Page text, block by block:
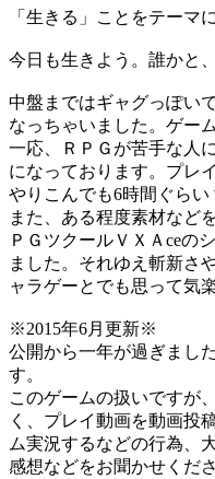
「生きる」ことをテーマ
今日も生きよう。誰か
中盤まではギャグっぽい
なっちゃいました。ゲー
一応、ＲＰＧが苦手な人
になっております。プレ
やりこんでも6時間ぐらい
また、ある程度素材など
ＰＧツクールＶＸＡceの
ました。それゆえ斬新さ
ャラゲーとでも思って気
※2015年6月更新※
公開から一年が過ぎまし
す。
このゲームの扱いですが
く、プレイ動画を動画投
ム実況するなどの行為、
感想などをお聞かせくだ